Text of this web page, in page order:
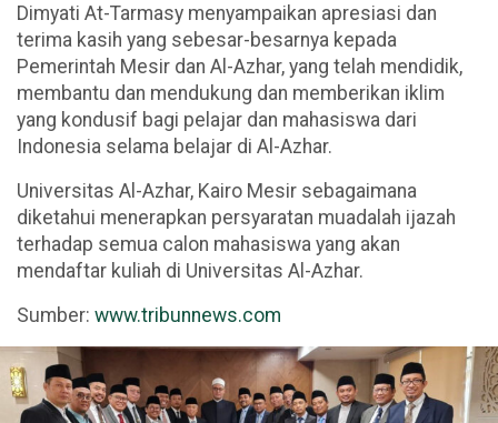
Dimyati At-Tarmasy menyampaikan apresiasi dan
terima kasih yang sebesar-besarnya kepada
Pemerintah Mesir dan Al-Azhar, yang telah mendidik,
membantu dan mendukung dan memberikan iklim
yang kondusif bagi pelajar dan mahasiswa dari
Indonesia selama belajar di Al-Azhar.
Universitas Al-Azhar, Kairo Mesir sebagaimana
diketahui menerapkan persyaratan muadalah ijazah
terhadap semua calon mahasiswa yang akan
mendaftar kuliah di Universitas Al-Azhar.
Sumber: www.tribunnews.com